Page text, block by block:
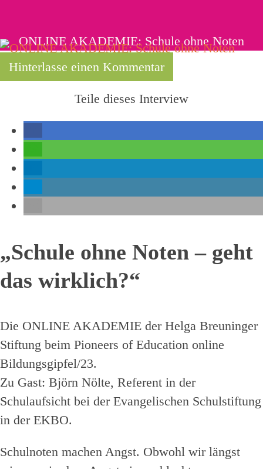
ONLINE AKADEMIE: Schule ohne Noten
Hinterlasse einen Kommentar
Teile dieses Interview
„Schule ohne Noten – geht
das wirklich?“
Die ONLINE AKADEMIE der Helga Breuninger
Stiftung beim Pioneers of Education online
Bildungsgipfel/23.
Zu Gast: Björn Nölte, Referent in der
Schulaufsicht bei der Evangelischen Schulstiftung
in der EKBO.
Schulnoten machen Angst. Obwohl wir längst